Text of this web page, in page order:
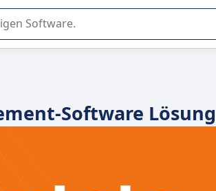
von SaaS-Software in Unternehmen.
Software Lösung